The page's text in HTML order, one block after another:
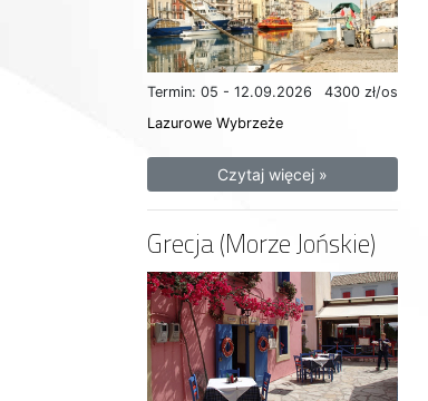
Termin: 05 - 12.09.2026
4300 zł/os
Lazurowe Wybrzeże
Czytaj więcej »
Grecja (Morze Jońskie)